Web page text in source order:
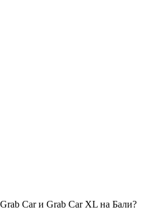
Car и Grab Car XL на Бали?